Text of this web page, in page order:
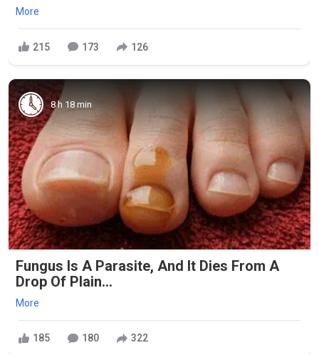
More
215 173 126
8 h 18 min
Fungus Is A Parasite, And It Dies From A
Drop Of Plain...
More
185 180 322